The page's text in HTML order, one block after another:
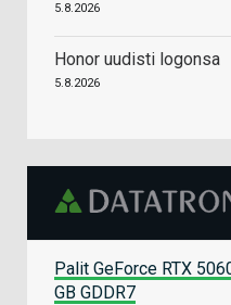
5.8.2026
Honor uudisti logonsa
5.8.2026
Palit GeForce RTX
GB GDDR7